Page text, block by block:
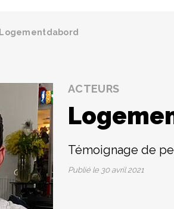
Logementdabord
ACTEURS
Témoignage de
Publié le 30 avril 2021